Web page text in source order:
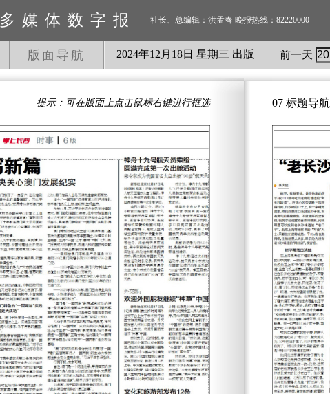
多媒体数字报 社长、总编辑：洪孟春 晚报热线：82220000
版面导航 2024年12 月 18日 星期三 出版 前一天
提示：可在版面上点击鼠标右键进行框选 07 标题导航